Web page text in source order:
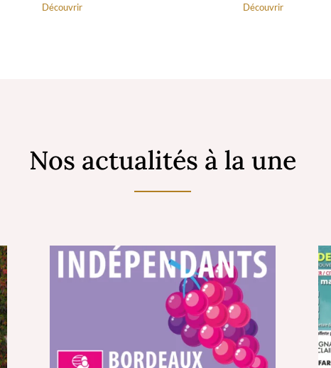
Découvrir Découvrir
Nos actualités à la une